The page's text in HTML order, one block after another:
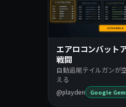
エアロコンバット
戦闘
自動追尾テイルガンが
える
@playden Google